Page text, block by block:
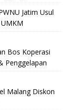
Jatim Usul
Bos Koperasi
Penggelapan
Malang Diskon